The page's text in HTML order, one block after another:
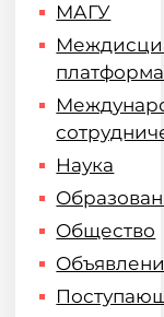
МАГУ
платформа
Наука
Общество